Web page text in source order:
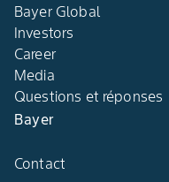
Bayer Global
Investors
Career
Media
Questions et réponses
Bayer
Contact